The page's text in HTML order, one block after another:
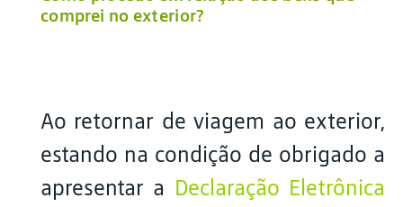
comprei no exterior?
Ao retornar de viagem ao exterior,
estando na condição de obrigado a
apresentar a Declaração Eletrônica